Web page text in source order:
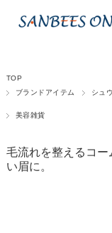
TOP
ブランドアイテム
シュ
美容雑貨
毛流れを整えるコ
い眉に。